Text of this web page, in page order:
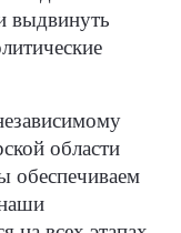
выдвинуть
области
обеспечиваем